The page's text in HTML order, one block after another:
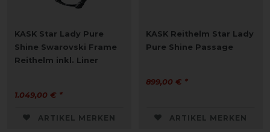
KASK Star Lady Pure
Shine Swarovski Frame
Reithelm inkl. Liner
1.049,00 € *
ARTIKEL MERKEN
KASK Reithelm Star Lady
Pure Shine Passage
899,00 € *
ARTIKEL MERKEN